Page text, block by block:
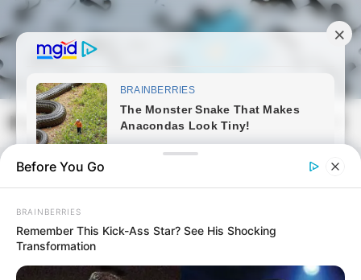
Skip
to
content
Magyarmozaik.com
Before You Go
BRAINBERRIES
Remember This Kick-Ass Star? See His Shocking
Transformation